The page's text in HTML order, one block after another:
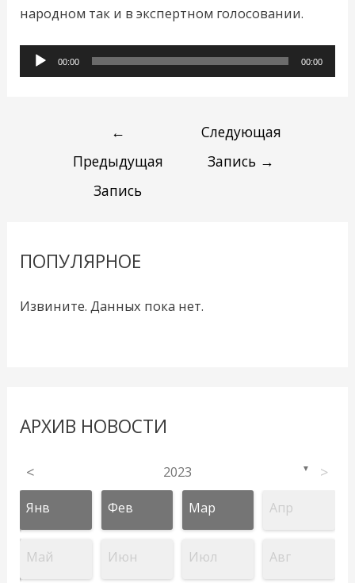
народном так и в экспертном голосовании.
Аудиоплеер
00:00 00:00
←
Предыдущая
Запись
Следующая
Запись →
ПОПУЛЯРНОЕ
Извините. Данных пока нет.
АРХИВ НОВОСТИ
< 2023 ▼ >
Янв Фев Мар Апр
Май Июн Июл Авг